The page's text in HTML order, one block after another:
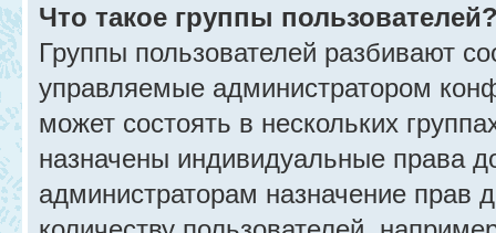
Что такое группы
Группы пользователей разбивают
управляемые администратором
может состоять в нескольких
назначены индивидуальные права
администраторам назначение прав